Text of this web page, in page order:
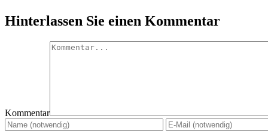
Hinterlassen Sie einen Kommentar
Kommentar